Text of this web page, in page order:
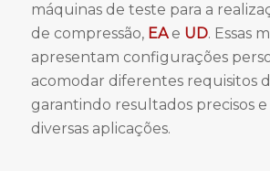
máquinas de teste para a
de compressão, EAe UD. Essas
apresentam configurações
acomodar diferentes requisitos
garantindo resultados precisos
diversas aplicações.